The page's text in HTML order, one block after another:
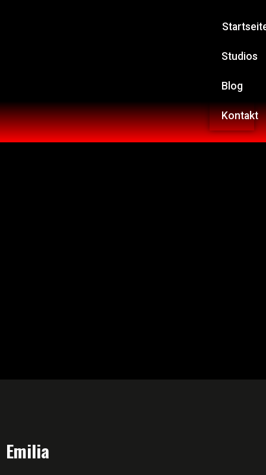
Studios
Blog
Kontakt
Emilia